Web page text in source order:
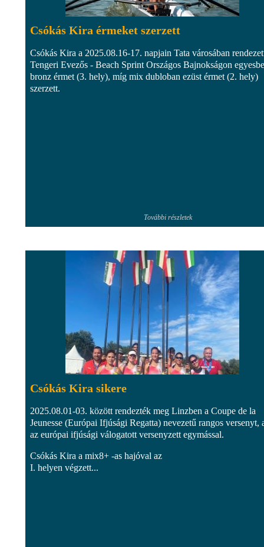
Csókás Kira érmeket szerzett
Csókás Kira a 2025.08.16-17. napjain Tata városában
Tengeri Evezős - Beach Sprint Országos Bajnokságon
bronz érmet (3. hely), míg mix dubloban ezüst érmet (2. hely)
szerzett.
További részletek
Csókás Kira sikere
2025.08.01-03. között rendezték meg Linzben a Coupe de la
Jeunesse (Európai Ifjúsági Regatta) nevezetű rangos versenyt,
az európai ifjúsági válogatott versenyzett egymással.
Csókás Kira a mix8+ -as hajóval az
I. helyen végzett...